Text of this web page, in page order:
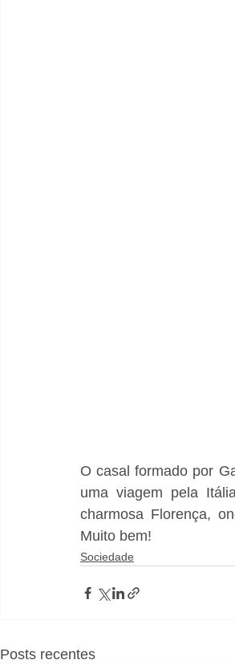
O casal formado por
uma viagem pela
charmosa Florença,
Muito bem!
Sociedade
Posts recentes